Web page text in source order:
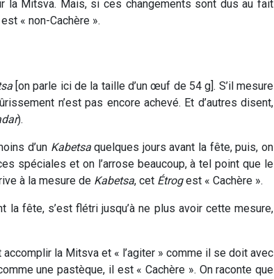
la Mitsva. Mais, si ces changements sont dus au fait
« non-Cachère ».
[on parle ici de la taille d’un œuf de 54 g]. S’il mesure
n’est pas encore achevé. Et d’autres disent,
).
d’un Kabetsaquelques jours avant la fête, puis, on
spéciales et on l’arrose beaucoup, à tel point que le
à la mesure de Kabetsa, cet Étrogest « Cachère ».
la fête, s’est flétri jusqu’à ne plus avoir cette mesure,
la Mitsva et « l’agiter » comme il se doit avec
une pastèque, il est « Cachère ». On raconte que